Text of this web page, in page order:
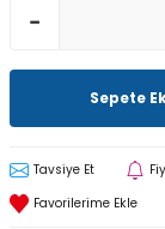
Sepete
Tavsiye Et